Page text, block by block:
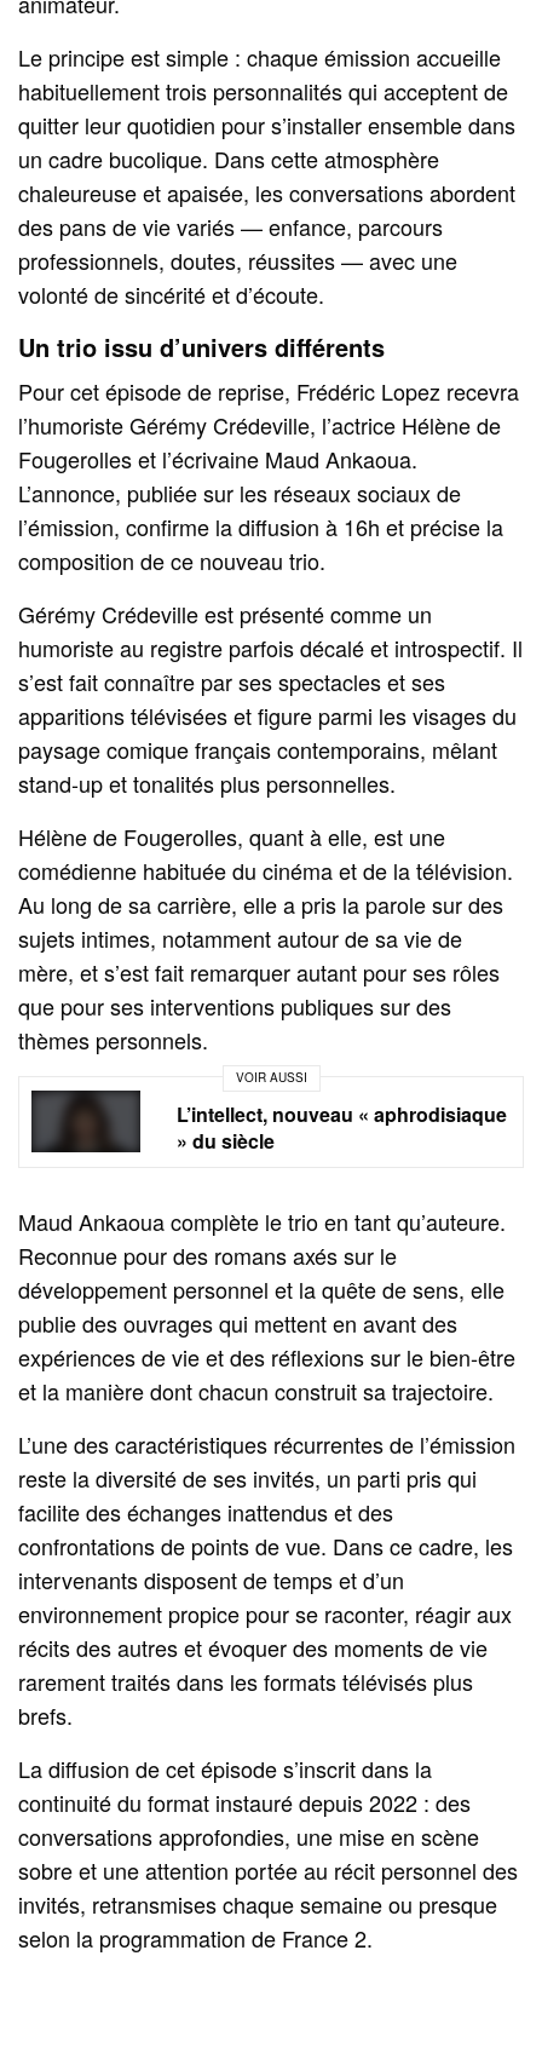
Le principe est simple : chaque émission accueille
habituellement trois personnalités qui acceptent de
quitter leur quotidien pour s’installer ensemble dans
un cadre bucolique. Dans cette atmosphère
chaleureuse et apaisée, les conversations abordent
des pans de vie variés — enfance, parcours
professionnels, doutes, réussites — avec une
volonté de sincérité et d’écoute.
Un trio issu d’univers différents
Pour cet épisode de reprise, Frédéric Lopez recevra
l’humoriste Gérémy Crédeville, l’actrice Hélène de
Fougerolles et l’écrivaine Maud Ankaoua.
L’annonce, publiée sur les réseaux sociaux de
l’émission, confirme la diffusion à 16h et précise la
composition de ce nouveau trio.
Gérémy Crédeville est présenté comme un
humoriste au registre parfois décalé et introspectif. Il
s’est fait connaître par ses spectacles et ses
apparitions télévisées et figure parmi les visages du
paysage comique français contemporains, mêlant
stand‑up et tonalités plus personnelles.
Hélène de Fougerolles, quant à elle, est une
comédienne habituée du cinéma et de la télévision.
Au long de sa carrière, elle a pris la parole sur des
sujets intimes, notamment autour de sa vie de
mère, et s’est fait remarquer autant pour ses rôles
que pour ses interventions publiques sur des
thèmes personnels.
VOIR AUSSI
L’intellect, nouveau « aphrodisiaque
» du siècle
Maud Ankaoua complète le trio en tant qu’auteure.
Reconnue pour des romans axés sur le
développement personnel et la quête de sens, elle
publie des ouvrages qui mettent en avant des
expériences de vie et des réflexions sur le bien‑être
et la manière dont chacun construit sa trajectoire.
L’une des caractéristiques récurrentes de l’émission
reste la diversité de ses invités, un parti pris qui
facilite des échanges inattendus et des
confrontations de points de vue. Dans ce cadre, les
intervenants disposent de temps et d’un
environnement propice pour se raconter, réagir aux
récits des autres et évoquer des moments de vie
rarement traités dans les formats télévisés plus
brefs.
La diffusion de cet épisode s’inscrit dans la
continuité du format instauré depuis 2022 : des
conversations approfondies, une mise en scène
sobre et une attention portée au récit personnel des
invités, retransmises chaque semaine ou presque
selon la programmation de France 2.